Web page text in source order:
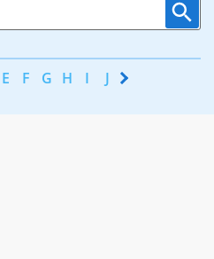
E F G H I J K